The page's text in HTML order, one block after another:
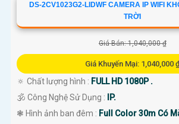
DS-2CV1023G2-LIDWF CAMERA IP WIFI
TRỜI
Giá Bán: 1,040,000 ₫
Giá Khuyến Mại: 1,040,000
🔅 Chất lượng hình : FULL HD 1080P .
🕉️ Công Nghệ Sử Dụng :
IP.
❃ Hình ảnh ban đêm : Full Color 30m Có